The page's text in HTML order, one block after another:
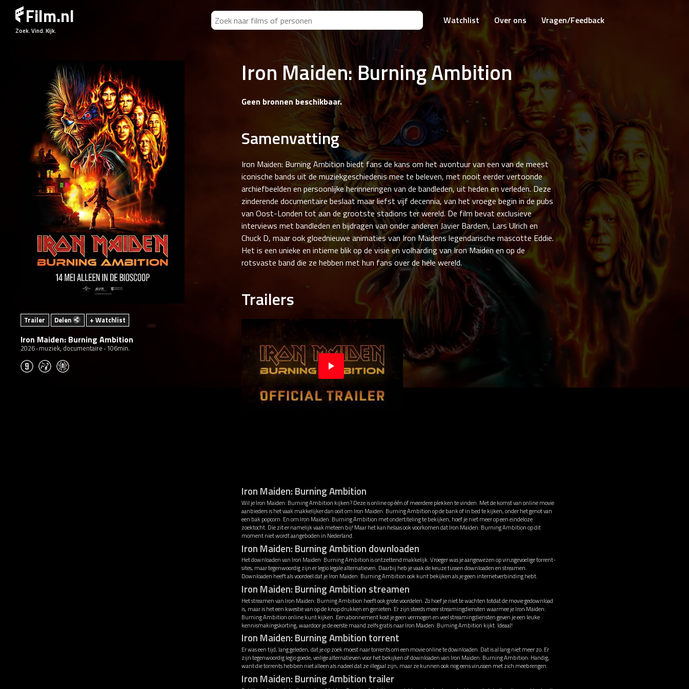
Film.nl
Zoek. Vind. Kijk.
Watchlist Over ons Vragen/Feedback
Trailer Delen + Watchlist
Iron Maiden: Burning Ambition
2026 muziek, documentaire 106min.
Iron Maiden: Burning Ambition
Geen bronnen beschikbaar.
Samenvatting
Iron Maiden: Burning Ambition biedt fans de kans om het avontuur van een van de meest
iconische bands uit de muziekgeschiedenis mee te beleven, met nooit eerder vertoonde
archiefbeelden en persoonlijke herinneringen van de bandleden, uit heden en verleden. Deze
zinderende documentaire beslaat maar liefst vijf decennia, van het vroege begin in de pubs
van Oost-Londen tot aan de grootste stadions ter wereld. De film bevat exclusieve
interviews met bandleden en bijdragen van onder anderen Javier Bardem, Lars Ulrich en
Chuck D, maar ook gloednieuwe animaties van Iron Maidens legendarische mascotte Eddie.
Het is een unieke en intieme blik op de visie en volharding van Iron Maiden en op de
rotsvaste band die ze hebben met hun fans over de hele wereld.
Trailers
Iron Maiden: Burning Ambition
Wil je Iron Maiden: Burning Ambition kijken? Deze is online op één of meerdere plekken te vinden. Met de komst van online movie
aanbieders is het vaak makkelijker dan ooit om Iron Maiden: Burning Ambition op de bank of in bed te kijken, onder het genot van
een bak popcorn. En om Iron Maiden: Burning Ambition met ondertiteling te bekijken, hoef je niet meer op een eindeloze
zoektocht. Die zit er namelijk vaak meteen bij! Maar het kan helaas ook voorkomen dat Iron Maiden: Burning Ambition op dit
moment niet wordt aangeboden in Nederland.
Iron Maiden: Burning Ambition downloaden
Het downloaden van Iron Maiden: Burning Ambition is ontzettend makkelijk. Vroeger was je aangewezen op virusgevoelige torrent-
sites, maar tegenwoordig zijn er legio legale alternatieven. Daarbij heb je vaak de keuze tussen downloaden en streamen.
Downloaden heeft als voordeel dat je Iron Maiden: Burning Ambition ook kunt bekijken als je geen internetverbinding hebt.
Iron Maiden: Burning Ambition streamen
Het streamen van Iron Maiden: Burning Ambition heeft ook grote voordelen. Zo hoef je niet te wachten totdat de movie gedownload
is, maar is het een kwestie van op de knop drukken en genieten. Er zijn steeds meer streamingdiensten waarmee je Iron Maiden:
Burning Ambition online kunt kijken. Een abonnement kost je geen vermogen en veel streamingdiensten geven je een leuke
kennismakingskorting, waardoor je de eerste maand zelfs gratis naar Iron Maiden: Burning Ambition kijkt. Ideaal!
Iron Maiden: Burning Ambition torrent
Er was een tijd, lang geleden, dat je op zoek moest naar torrents om een movie online te downloaden. Dat is al lang niet meer zo. Er
zijn tegenwoordig legio goede, veilige alternatieven voor het bekijken of downloaden van Iron Maiden: Burning Ambition. Handig,
want die torrents hebben niet alleen als nadeel dat ze illegaal zijn, maar ze kunnen ook nog eens virussen met zich meebrengen.
Iron Maiden: Burning Ambition trailer